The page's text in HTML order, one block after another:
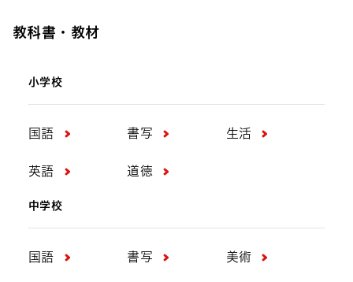
教科書・教材
小学校
国語 書写 生活
英語 道徳
中学校
国語 書写 美術